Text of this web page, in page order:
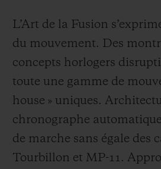
L’Art de la Fusion
du mouvement. Des
concepts horlogers
toute une gamme de
house » uniques.
chronographe
de marche sans égale des
Tourbillon et MP-11.